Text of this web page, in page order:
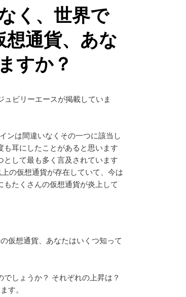
く、世界で
通貨、あな
すか？
ビリーエースが掲載していま
ンは間違いなくその一つに該当し
耳にしたことがあると思います
して最も多く言及されています
の仮想通貨が存在していて、今は
たくさんの仮想通貨が炎上して
仮想通貨、あなたはいくつ知って
しょうか？ それぞれの上昇は？
す。